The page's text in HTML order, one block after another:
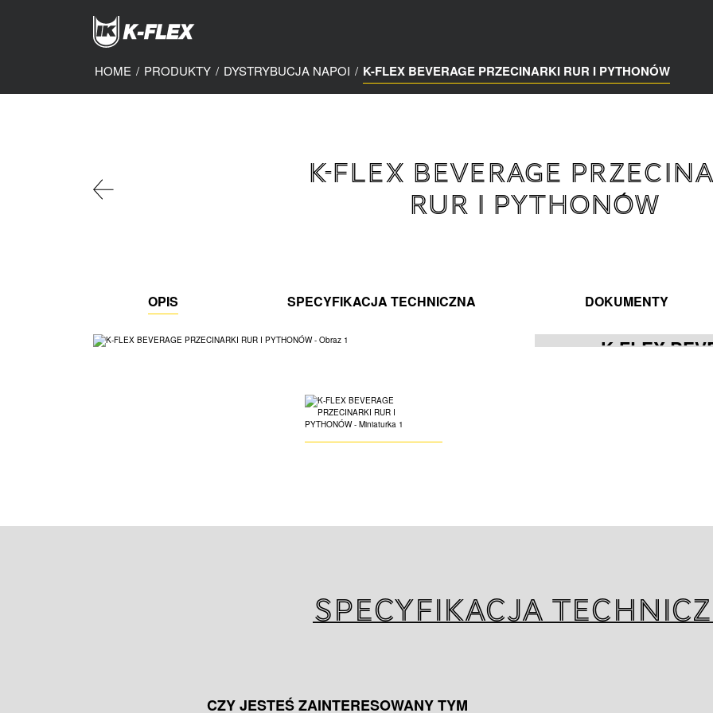
HOME / PRODUKTY / DYSTRYBUCJA NAPOI / K-FLEX BEVERAGE PRZECINARKI RUR I PYTHONÓW
K-FLEX BEVERAGE
RUR I PYTHONÓW
OPIS SPECYFIKACJA TECHNICZNA DOKUMENTY
K-FLEX
Specyfikacja
CZY JESTEŚ ZAINTERESOWANY TYM